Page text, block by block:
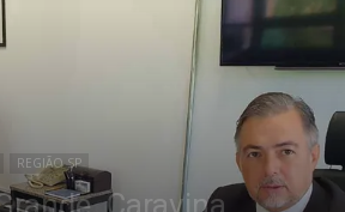
REGIÃO SP
Caravina